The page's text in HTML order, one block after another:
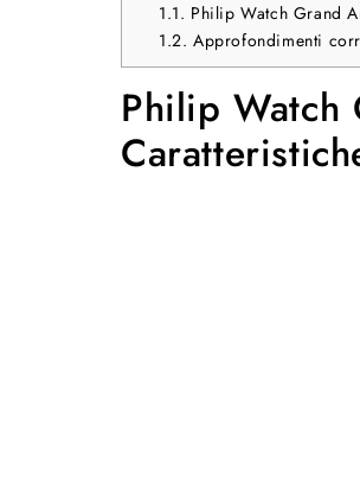
1.1. Philip Watch Grand
1.2. Approfondimenti
Philip